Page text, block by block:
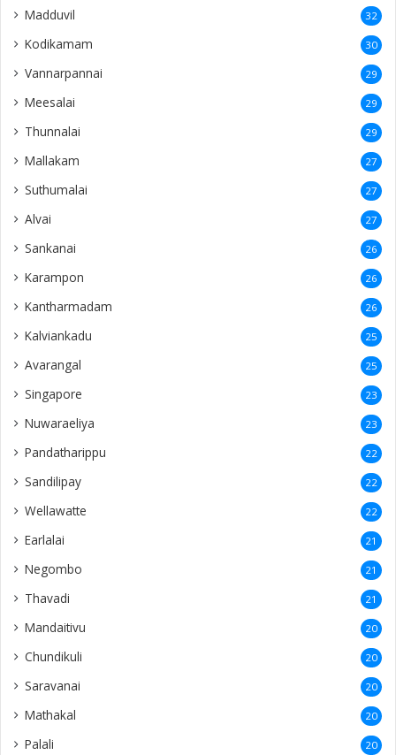
Madduvil 32
Kodikamam 30
Vannarpannai 29
Meesalai 29
Thunnalai 29
Mallakam 27
Suthumalai 27
Alvai 27
Sankanai 26
Karampon 26
Kantharmadam 26
Kalviankadu 25
Avarangal 25
Singapore 23
Nuwaraeliya 23
Pandatharippu 22
Sandilipay 22
Wellawatte 22
Earlalai 21
Negombo 21
Thavadi 21
Mandaitivu 20
Chundikuli 20
Saravanai 20
Mathakal 20
Palali 20